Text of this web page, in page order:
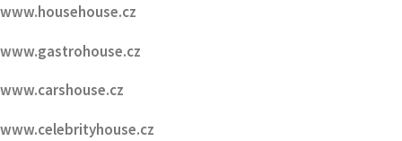
www.househouse.cz
www.gastrohouse.cz
www.carshouse.cz
www.celebrityhouse.cz